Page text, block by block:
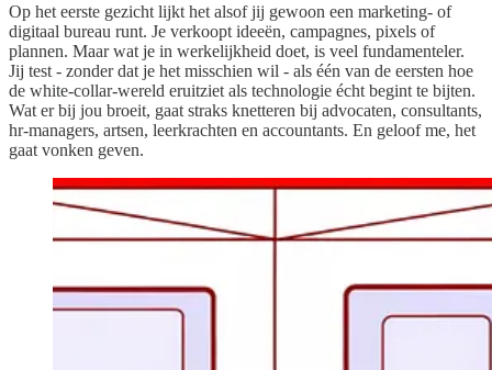
Op het eerste gezicht lijkt het alsof jij gewoon een marketing- of
digitaal bureau runt. Je verkoopt ideeën, campagnes, pixels of
plannen. Maar wat je in werkelijkheid doet, is veel fundamenteler.
Jij test - zonder dat je het misschien wil - als één van de eersten hoe
de white-collar-wereld eruitziet als technologie écht begint te bijten.
Wat er bij jou broeit, gaat straks knetteren bij advocaten, consultants,
hr-managers, artsen, leerkrachten en accountants. En geloof me, het
gaat vonken geven.